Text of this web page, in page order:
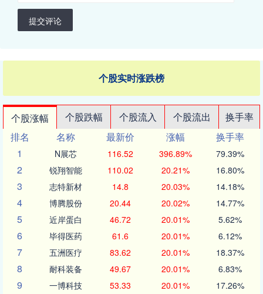
提交评论
个股实时涨跌榜
个股涨幅 个股跌幅 个股流入 个股流出
换手率
排名
名称 最新价 涨幅
换手率
1
N展芯 116.52 396.89% 79.39%
2 锐翔智能 110.02 20.21% 16.80%
3 志特新材 14.8 20.03% 14.18%
4 博腾股份 20.44 20.02% 14.77%
5 近岸蛋白 46.72 20.01% 5.62%
6 毕得医药 61.6 20.01% 6.12%
7 五洲医疗 83.62 20.01% 18.37%
8 耐科装备 49.67 20.01% 6.83%
9 一博科技 53.33 20.01% 17.26%